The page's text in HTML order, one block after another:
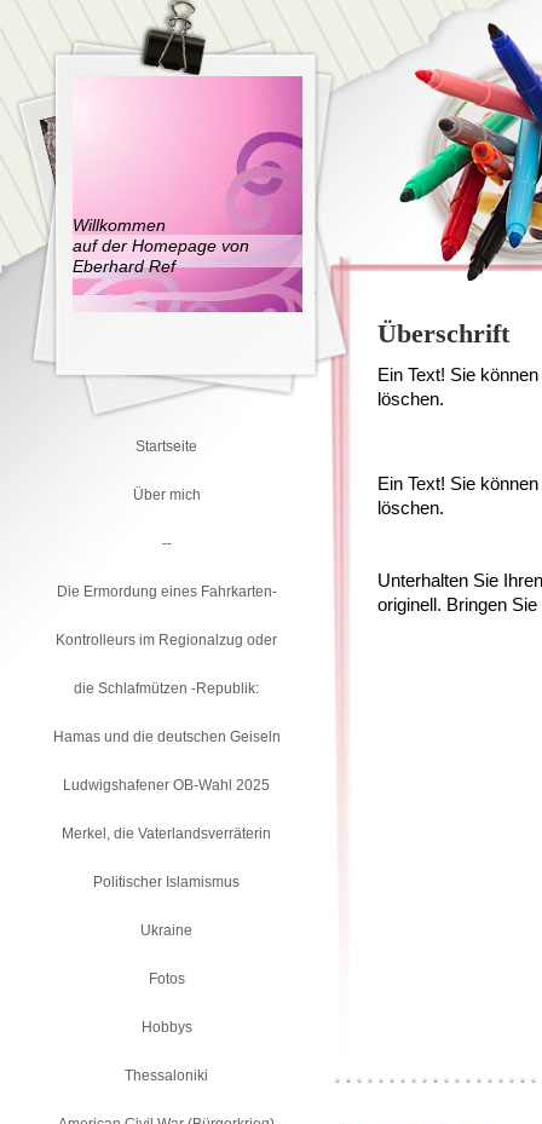
Willkommen
auf der Homepage von
Eberhard Ref
Überschrift
Ein Text! Sie
löschen.
Ein Text! Sie
löschen.
Unterhalten Sie
originell. Bringen
Startseite
Über mich
--
Die Ermordung eines Fahrkarten-
Kontrolleurs im Regionalzug oder
die Schlafmützen -Republik:
Hamas und die deutschen Geiseln
Ludwigshafener OB-Wahl 2025
Merkel, die Vaterlandsverräterin
Politischer Islamismus
Ukraine
Fotos
Hobbys
Thessaloniki